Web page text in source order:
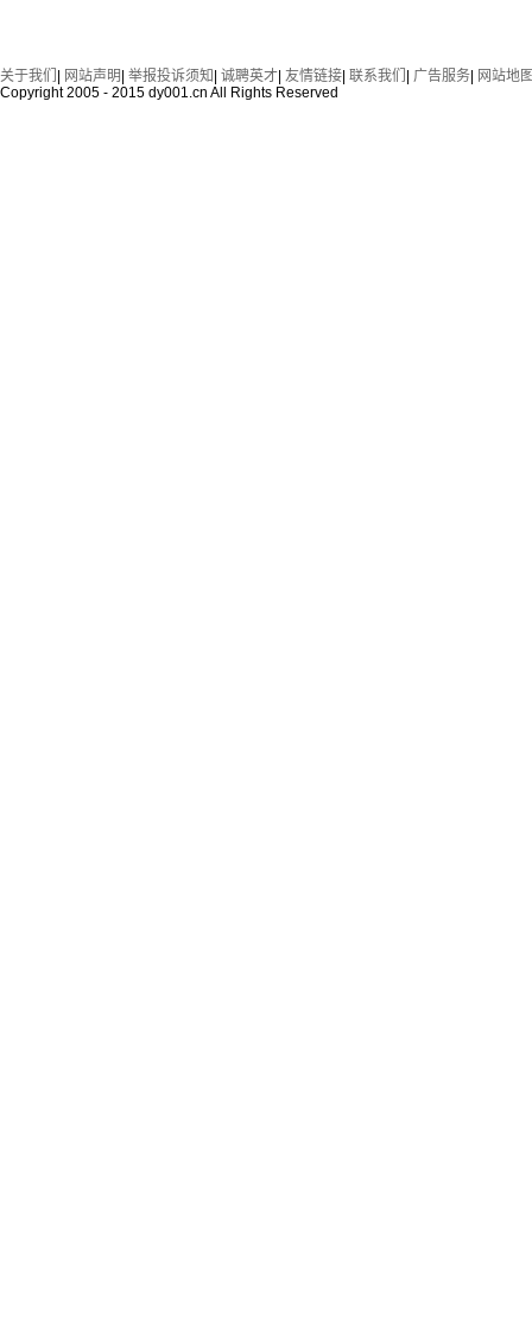
关于我们 | 网站声明| 举报投诉须知 | 诚聘英才| 友情链接| 联系我们 | 广告服务| 网站地
Copyright 2005 - 2015 dy001.cn All Rights Reserved